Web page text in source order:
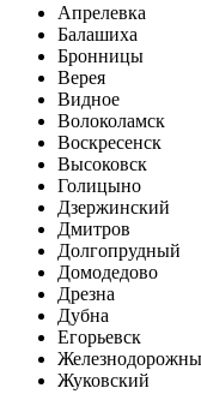
Апрелевка
Балашиха
Бронницы
Верея
Видное
Волоколамск
Воскресенск
Высоковск
Голицыно
Дзержинский
Дмитров
Долгопрудный
Домодедово
Дрезна
Дубна
Егорьевск
Жуковский